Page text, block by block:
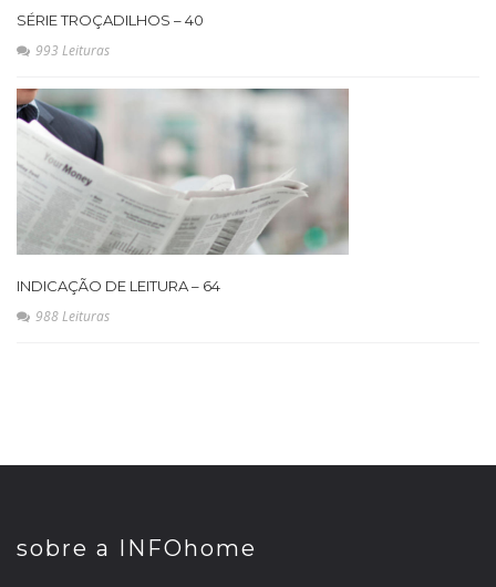
SÉRIE TROÇADILHOS – 40
993 Leituras
INDICAÇÃO DE LEITURA – 64
988 Leituras
sobre a INFOhome